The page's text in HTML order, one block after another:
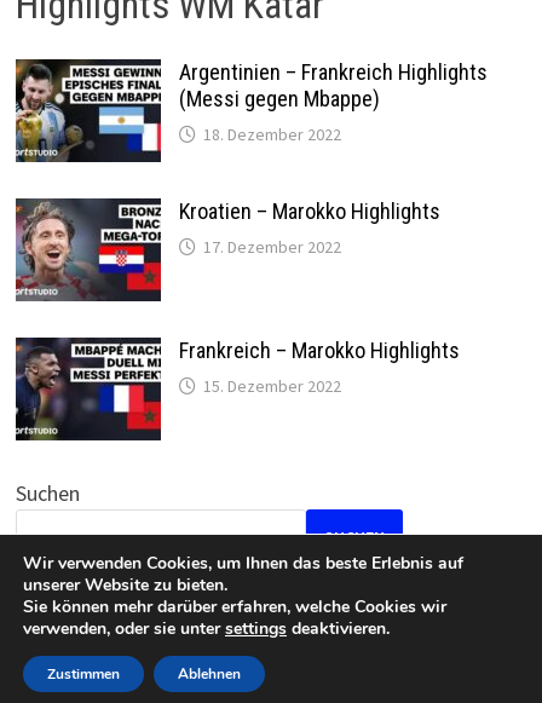
Argentinien – Frankreich Highlights
(Messi gegen Mbappe)
18. Dezember 2022
Kroatien – Marokko Highlights
17. Dezember 2022
Frankreich – Marokko Highlights
15. Dezember 2022
Suchen
SUCHEN
Datenschutz Impressum
Wir verwenden Cookies, um Ihnen das beste Erlebnis auf
unserer Website zu bieten.
Sie können mehr darüber erfahren, welche Cookies wir
verwenden, oder sie untersettings deaktivieren.
Zustimmen Ablehnen